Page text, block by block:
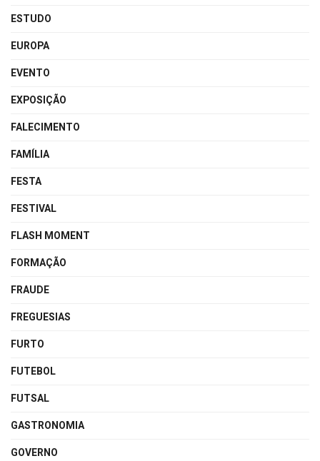
ESTUDO
EUROPA
EVENTO
EXPOSIÇÃO
FALECIMENTO
FAMÍLIA
FESTA
FESTIVAL
FLASH MOMENT
FORMAÇÃO
FRAUDE
FREGUESIAS
FURTO
FUTEBOL
FUTSAL
GASTRONOMIA
GOVERNO